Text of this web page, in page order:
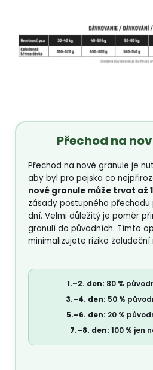
Přechod na
Přechod na nové granule je
aby byl pro pejska co
nové granule může trvat až
zásady postupného
dní. Velmi důležitý je poměr
granulí do původních. Tímto
minimalizujete riziko žaludeční
1.–2. den: 80 %
3.–4. den: 50 %
5.–6. den: 20 %
7.–8. den: 100 % jen